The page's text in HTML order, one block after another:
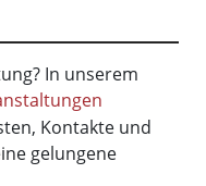
In unserem
Kontakte und
gelungene